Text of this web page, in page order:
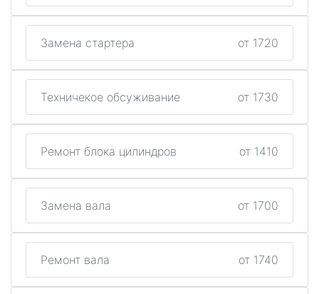
Замена стартера от 1720
Техничекое обсуживание от 1730
Ремонт блока цилиндров от 1410
Замена вала от 1700
Ремонт вала от 1740